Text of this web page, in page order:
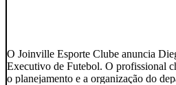
O Joinville Esporte Clube anuncia
Executivo de Futebol. O profissional
o planejamento e a organização do